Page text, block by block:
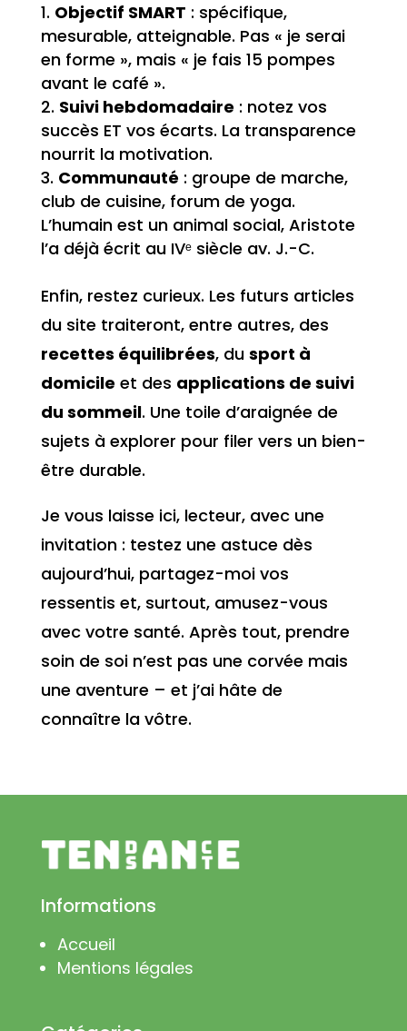
Objectif SMART : spécifique,
mesurable, atteignable. Pas « je serai
en forme », mais « je fais 15 pompes
avant le café ».
Suivi hebdomadaire : notez vos
succès ET vos écarts. La transparence
nourrit la motivation.
Communauté : groupe de marche,
club de cuisine, forum de yoga.
L’humain est un animal social, Aristote
l’a déjà écrit au IVᵉ siècle av. J.-C.
Enfin, restez curieux. Les futurs articles
du site traiteront, entre autres, des
recettes équilibrées, du sport à
domicile et des applications de suivi
du sommeil. Une toile d’araignée de
sujets à explorer pour filer vers un bien-
être durable.
Je vous laisse ici, lecteur, avec une
invitation : testez une astuce dès
aujourd’hui, partagez-moi vos
ressentis et, surtout, amusez-vous
avec votre santé. Après tout, prendre
soin de soi n’est pas une corvée mais
une aventure – et j’ai hâte de
connaître la vôtre.
Informations
Accueil
Mentions légales